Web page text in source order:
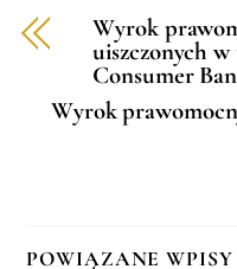
Wyrok
uiszczonych
Consumer
Wyrok
POWIĄZANE WPISY